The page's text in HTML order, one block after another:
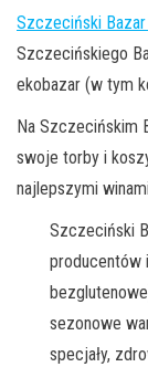
Szczeciński
Szczecińskiego
ekobazar (w tym
Na Szczecińskim
swoje torby i
najlepszymi
Szczeciński
producentów
sezonowe
specjały,